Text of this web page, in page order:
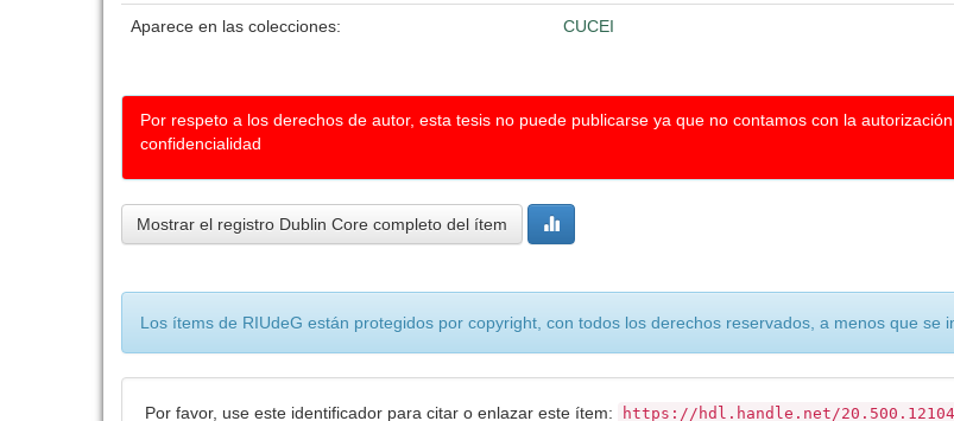
Aparece en las colecciones: CUCEI
Por respeto a los derechos de autor, esta tesis no puede publicarse ya que no contamos con la
confidencialidad
Mostrar el registro Dublin Core completo del ítem
Los ítems de RIUdeG están protegidos por copyright, con todos los derechos reservados, a menos que se
Por favor, use este identificador para citar o enlazar este ítem: https://hdl.handle.net/